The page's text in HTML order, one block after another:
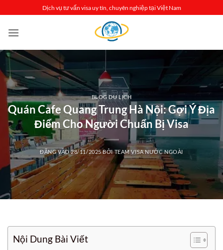
qua
nội
Dịch vụ tư vấn visa uy tín, chuyên nghiệp tại Việt Nam
BLOG DU LỊCH
Quán Cafe Quang Trung Hà Nội: Gợi Ý Địa
Điểm Cho Người Chuẩn Bị Visa
ĐĂNG VÀO28/11/2025BỞITEAM VISA NƯỚC NGOÀI
Nội Dung Bài Viết